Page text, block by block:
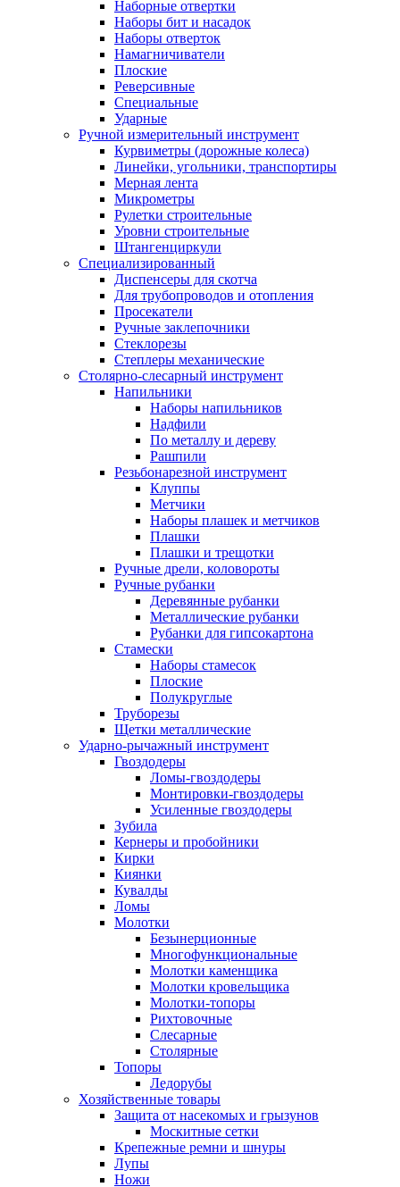
Наборные отвертки
Наборы бит и насадок
Наборы отверток
Намагничиватели
Плоские
Реверсивные
Специальные
Ударные
Ручной измерительный инструмент
Курвиметры (дорожные колеса)
Линейки, угольники, транспортиры
Мерная лента
Микрометры
Рулетки строительные
Уровни строительные
Штангенциркули
Специализированный
Диспенсеры для скотча
Для трубопроводов и отопления
Просекатели
Ручные заклепочники
Стеклорезы
Степлеры механические
Столярно-слесарный инструмент
Напильники
Наборы напильников
Надфили
По металлу и дереву
Рашпили
Резьбонарезной инструмент
Клуппы
Метчики
Наборы плашек и метчиков
Плашки
Плашки и трещотки
Ручные дрели, коловороты
Ручные рубанки
Деревянные рубанки
Металлические рубанки
Рубанки для гипсокартона
Стамески
Наборы стамесок
Плоские
Полукруглые
Труборезы
Щетки металлические
Ударно-рычажный инструмент
Гвоздодеры
Ломы-гвоздодеры
Монтировки-гвоздодеры
Усиленные гвоздодеры
Зубила
Кернеры и пробойники
Кирки
Киянки
Кувалды
Ломы
Молотки
Безынерционные
Многофункциональные
Молотки каменщика
Молотки кровельщика
Молотки-топоры
Рихтовочные
Слесарные
Столярные
Топоры
Ледорубы
Хозяйственные товары
Защита от насекомых и грызунов
Москитные сетки
Крепежные ремни и шнуры
Лупы
Ножи